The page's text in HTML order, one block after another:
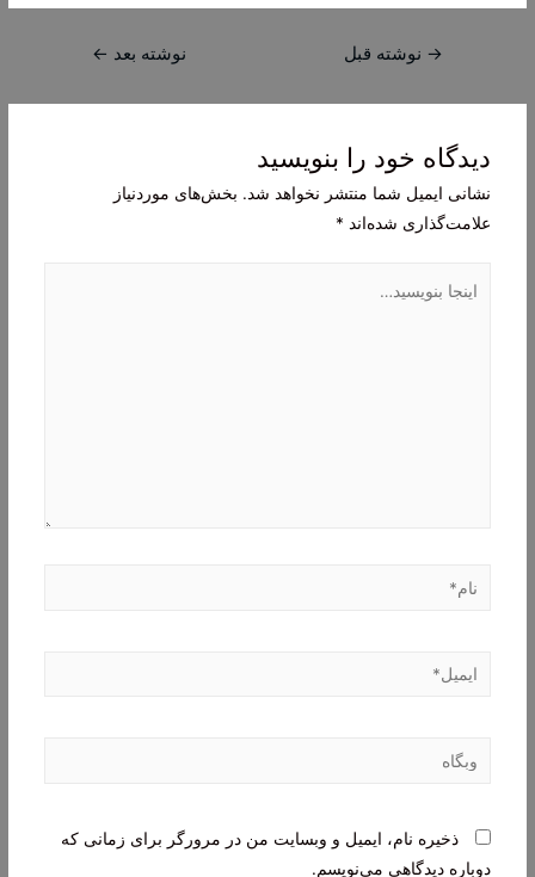
راهبری
→ نوشته قبل نوشته بعد ←
دیدگاه‌ خود را بنویسید
نشانی ایمیل شما منتشر نخواهد شد. بخش‌های موردنیاز
علامت‌گذاری شده‌اند *
بنویسید…
نام*
ایمیل*
وبگاه
ذخیره نام، ایمیل و وبسایت من در مرورگر برای زمانی که
دوباره دیدگاهی می‌نویسم.